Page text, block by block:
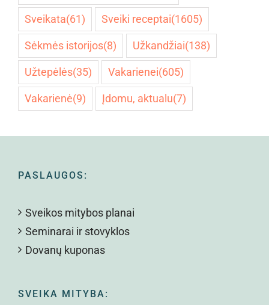
Sveikata(61) Sveiki receptai(1605)
Sėkmės istorijos(8) Užkandžiai(138)
Užtepėlės(35) Vakarienei(605)
Vakarienė(9) Įdomu, aktualu(7)
PASLAUGOS:
Sveikos mitybos planai
Seminarai ir stovyklos
Dovanų kuponas
SVEIKA MITYBA: